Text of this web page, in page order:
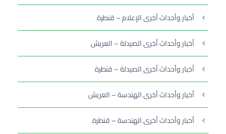
أخبار وأحداث أخرى الإعلام – قنطرة
أخبار وأحداث أخرى الصيدلة – العريش
أخبار وأحداث أخرى الصيدلة – قنطرة
أخبار وأحداث أخرى الهندسة – العريش
أخبار وأحداث أخرى الهندسة – قنطرة